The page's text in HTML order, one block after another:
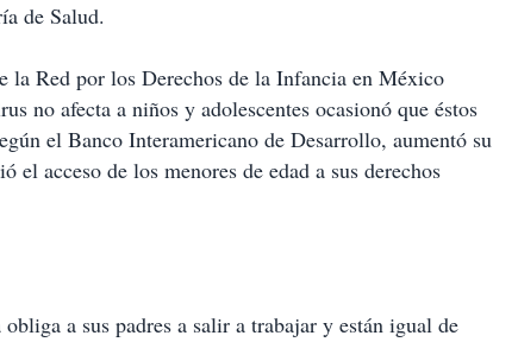
de Salud.
la Red por los Derechos de la Infancia en México
no afecta a niños y adolescentes ocasionó que éstos
el Banco Interamericano de Desarrollo, aumentó su
acceso de los menores de edad a sus derechos
a sus padres a salir a trabajar y están igual de